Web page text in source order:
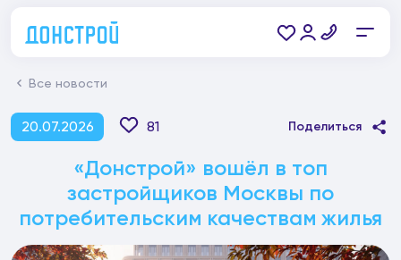
Все новости
20.07.2026 81 Поделиться
«Донстрой» вошёл в топ
застройщиков Москвы по
потребительским качествам жилья